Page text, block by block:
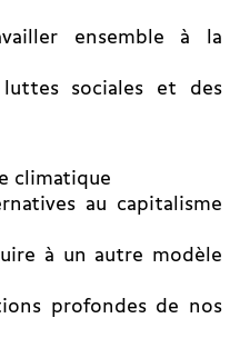
ensemble à la
sociales et des
cli­ma­tique
au ca­pi­ta­lisme
à un autre modèle
profondes de nos